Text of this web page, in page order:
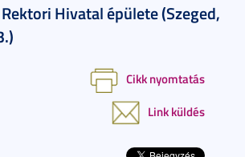
Rektori Hivatal épülete (Szeged,
Cikk nyomtatás
Link küldés